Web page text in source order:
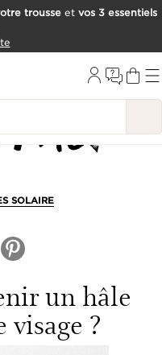
trousseet vos 3 essentiels
SOLAIRE
un hâle
?